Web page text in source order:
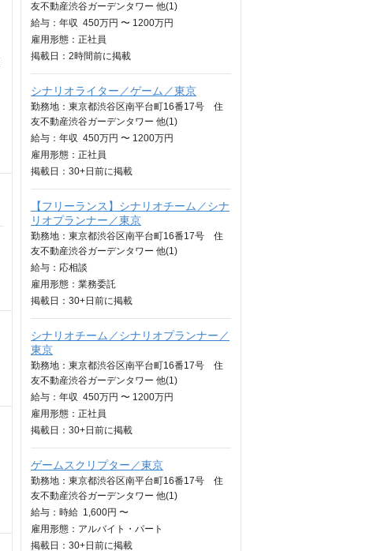
友不動産渋谷ガーデンタワー 他(1)
給与： 年収 450万円 〜 1200万円
雇用形態：正社員
掲載日： 2時間前に掲載
シナリオライター／ゲーム／東京
勤務地：東京都渋谷区南平台町16番17号 住
友不動産渋谷ガーデンタワー 他(1)
給与： 年収 450万円 〜 1200万円
雇用形態：正社員
掲載日： 30+日 前に掲載
【フリーランス】シナリオチーム／シナ
リオプランナー／東京
勤務地：東京都渋谷区南平台町16番17号 住
友不動産渋谷ガーデンタワー 他(1)
給与： 応相談
雇用形態：業務委託
掲載日： 30+日 前に掲載
シナリオチーム／シナリオプランナー／
東京
勤務地：東京都渋谷区南平台町16番17号 住
友不動産渋谷ガーデンタワー 他(1)
給与： 年収 450万円 〜 1200万円
雇用形態：正社員
掲載日： 30+日 前に掲載
ゲームスクリプター／東京
勤務地：東京都渋谷区南平台町16番17号 住
友不動産渋谷ガーデンタワー 他(1)
給与： 時給 1,600円 〜
雇用形態：アルバイト・パート
掲載日： 30+日 前に掲載